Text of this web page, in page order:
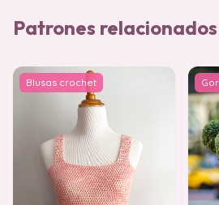
Patrones relacionados
Blusas crochet